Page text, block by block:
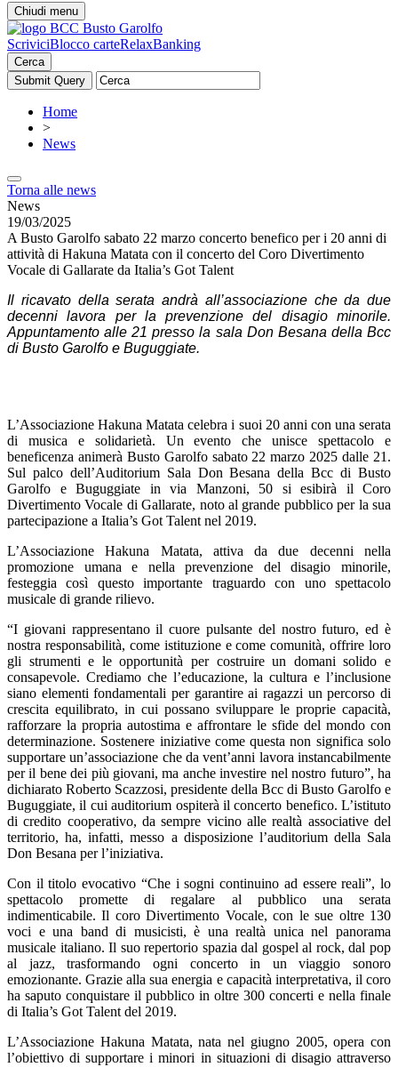
Chiudi menu
ScriviciBlocco carteRelaxBanking
Cerca
Home
>
News
Torna alle news
News
19/03/2025
A Busto Garolfo sabato 22 marzo concerto benefico per i 20 anni di
attività di Hakuna Matata con il concerto del Coro Divertimento
Vocale di Gallarate da Italia’s Got Talent
Il ricavato della serata andrà all’associazione che da due
decenni lavora per la prevenzione del disagio minorile.
Appuntamento alle 21 presso la sala Don Besana della Bcc
di Busto Garolfo e Buguggiate.
L’Associazione Hakuna Matata celebra i suoi 20 anni con una serata
di musica e solidarietà. Un evento che unisce spettacolo e
beneficenza animerà Busto Garolfo sabato 22 marzo 2025 dalle 21.
Sul palco dell’Auditorium Sala Don Besana della Bcc di Busto
Garolfo e Buguggiate in via Manzoni, 50 si esibirà il Coro
Divertimento Vocale di Gallarate, noto al grande pubblico per la sua
partecipazione a Italia’s Got Talent nel 2019.
L’Associazione Hakuna Matata, attiva da due decenni nella
promozione umana e nella prevenzione del disagio minorile,
festeggia così questo importante traguardo con uno spettacolo
musicale di grande rilievo.
“I giovani rappresentano il cuore pulsante del nostro futuro, ed è
nostra responsabilità, come istituzione e come comunità, offrire loro
gli strumenti e le opportunità per costruire un domani solido e
consapevole. Crediamo che l’educazione, la cultura e l’inclusione
siano elementi fondamentali per garantire ai ragazzi un percorso di
crescita equilibrato, in cui possano sviluppare le proprie capacità,
rafforzare la propria autostima e affrontare le sfide del mondo con
determinazione. Sostenere iniziative come questa non significa solo
supportare un’associazione che da vent’anni lavora instancabilmente
per il bene dei più giovani, ma anche investire nel nostro futuro”, ha
dichiarato Roberto Scazzosi, presidente della Bcc di Busto Garolfo e
Buguggiate, il cui auditorium ospiterà il concerto benefico. L’istituto
di credito cooperativo, da sempre vicino alle realtà associative del
territorio, ha, infatti, messo a disposizione l’auditorium della Sala
Don Besana per l’iniziativa.
Con il titolo evocativo “Che i sogni continuino ad essere reali”, lo
spettacolo promette di regalare al pubblico una serata
indimenticabile. Il coro Divertimento Vocale, con le sue oltre 130
voci e una band di musicisti, è una realtà unica nel panorama
musicale italiano. Il suo repertorio spazia dal gospel al rock, dal pop
al jazz, trasformando ogni concerto in un viaggio sonoro
emozionante. Grazie alla sua energia e capacità interpretativa, il coro
ha saputo conquistare il pubblico in oltre 300 concerti e nella finale
di Italia’s Got Talent del 2019.
L’Associazione Hakuna Matata, nata nel giugno 2005, opera con
l’obiettivo di supportare i minori in situazioni di disagio attraverso